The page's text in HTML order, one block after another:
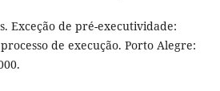
Exceção de pré-executividade:
de execução. Porto Alegre: